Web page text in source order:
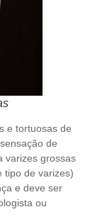
e tortuosas de
de
varizes grossas
tipo de varizes)
e deve ser
ou